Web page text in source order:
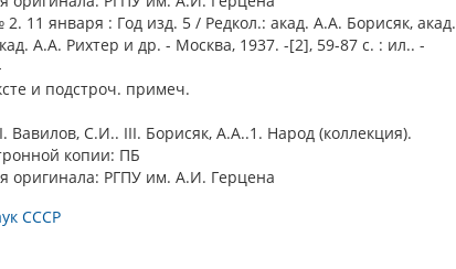
11 января : Год изд. 5 / Редкол.: акад. А.А. Борисяк, акад.
А.А. Рихтер и др. - Москва, 1937. -[2], 59-87 с. : ил.. -
и подстроч. примеч.
Вавилов, С.И.. III. Борисяк, А.А..1. Народ (коллекция).
копии: ПБ
оригинала: РГПУ им. А.И. Герцена
СССР